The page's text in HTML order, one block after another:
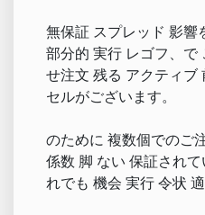
無保証 スプレッド 影響
部分的 実行 レゴフ、で
せ注文 残る アクティブ
セルがございます。
のために 複数個でのご
係数 脚 ない 保証され
れでも 機会 実行 令状 適